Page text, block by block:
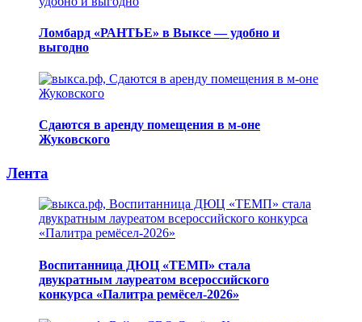
Ломбард «РАНТЬЕ» в Выксе — удобно и
выгодно
Сдаются в аренду помещения в м-оне
Жуковского
Лента
Воспитанница ДЮЦ «ТЕМП» стала
двукратным лауреатом всероссийского
конкурса «Палитра ремёсел-2026»